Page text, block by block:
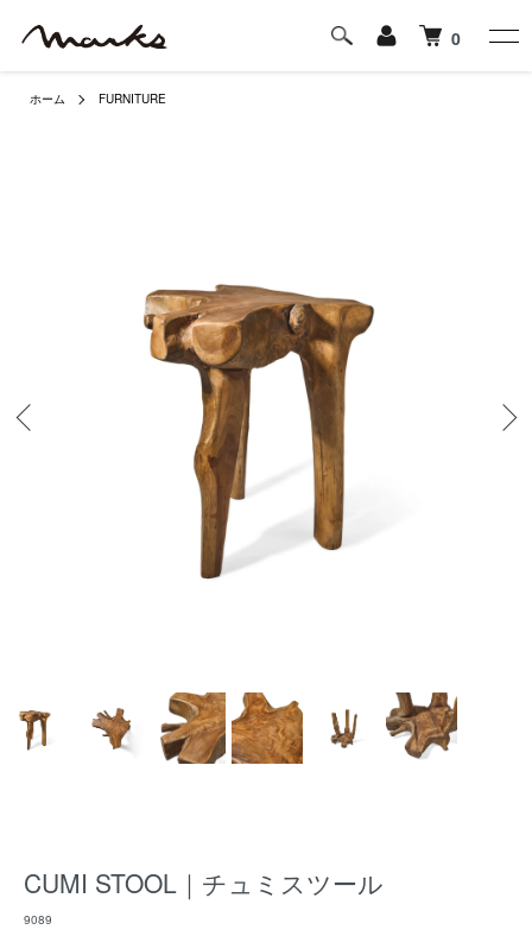
0
ホーム FURNITURE
CUMI STOOL｜チュミスツール
9089